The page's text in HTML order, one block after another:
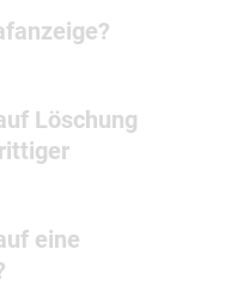
Löschung
eine